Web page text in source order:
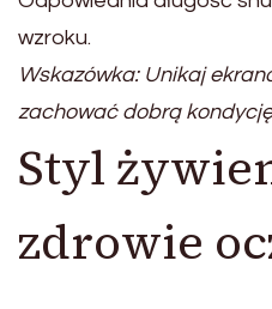
wzroku.
Wskazówka: Unikaj
zachować dobrą
Styl
zdrowie